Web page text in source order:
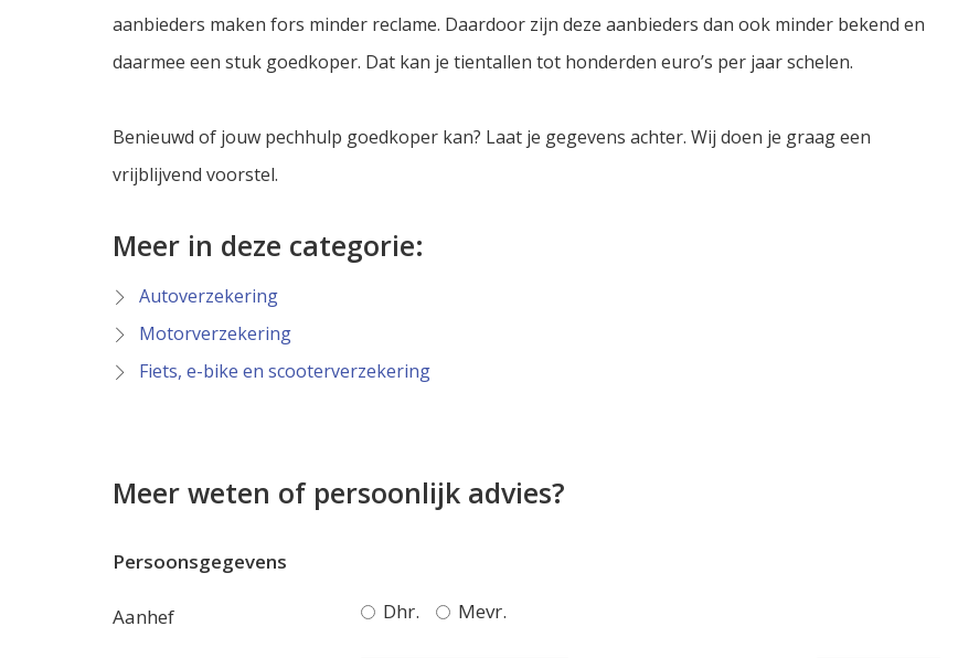
aanbieders maken fors minder reclame. Daardoor zijn deze aanbieders dan ook minder bekend en
daarmee een stuk goedkoper. Dat kan je tientallen tot honderden euro’s per jaar schelen.
Benieuwd of jouw pechhulp goedkoper kan? Laat je gegevens achter. Wij doen je graag een
vrijblijvend voorstel.
Meer in deze categorie:
Autoverzekering
Motorverzekering
Fiets, e-bike en scooterverzekering
Meer weten of persoonlijk advies?
Persoonsgegevens
Aanhef Dhr. Mevr.